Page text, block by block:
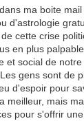
ma boite
d'astrologie
cette crise
en plus
et social de
gens sont de
d'espoir pour
meilleur, mais
pour s'offrir